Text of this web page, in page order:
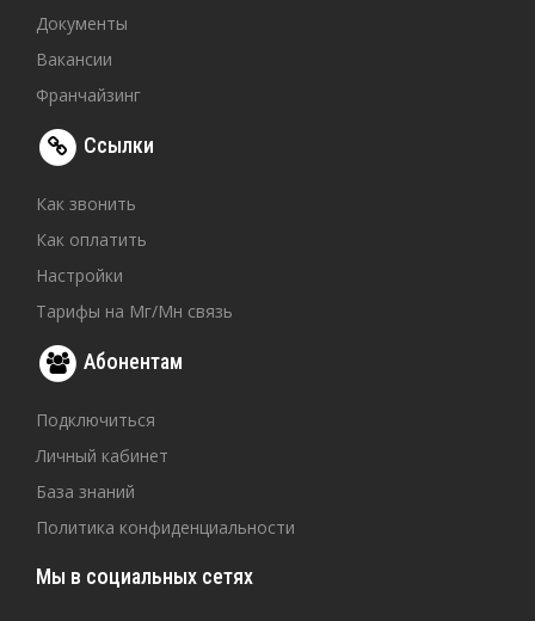
Документы
Вакансии
Франчайзинг
Ссылки
Как звонить
Как оплатить
Настройки
Тарифы на Мг/Мн связь
Абонентам
Подключиться
Личный кабинет
База знаний
Политика конфиденциальности
Мы в социальных сетях